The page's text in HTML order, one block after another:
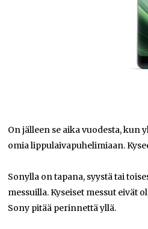
On jälleen se aika vuodesta,
omia lippulaivapuhelimiaan.
Sonylla on tapana, syystä tai
messuilla. Kyseiset messut
Sony pitää perinnettä yllä.